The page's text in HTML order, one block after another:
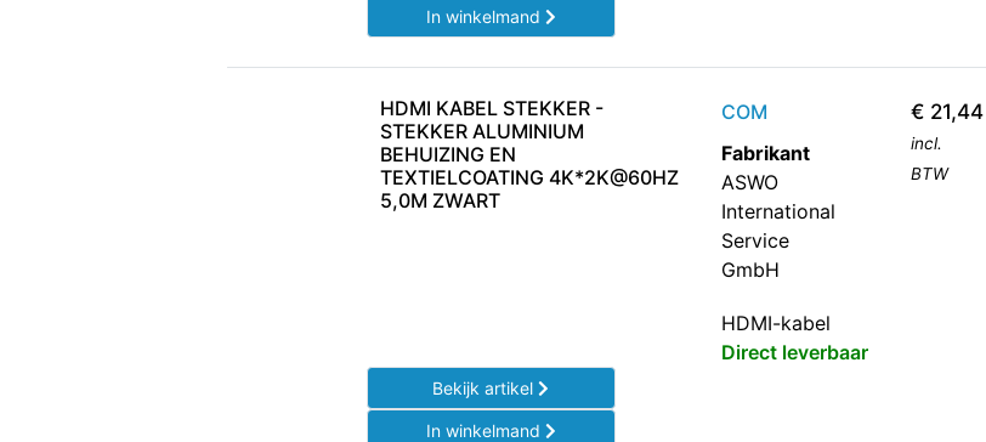
In winkelmand
HDMI KABEL STEKKER -
STEKKER ALUMINIUM
BEHUIZING EN
TEXTIELCOATING 4K*2K@60HZ
5,0M ZWART
COM
Fabrikant
ASWO
International
Service
GmbH
HDMI-kabel
Direct leverbaar
€ 21,44
incl.
BTW
Bekijk artikel
In winkelmand